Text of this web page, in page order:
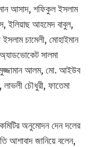
আসাদ, শফিকুল ইসলাম
ইলিয়াছ আহমেদ বাবুল,
চামেলী, মোহাইমান
অ্যাডভোকেট সালমা
আলম, মো. আইউব
চৌধুরী, ফাতেমা
অনুমোদন দেন দলের
আশাবাদ জানিয়ে বলেন,